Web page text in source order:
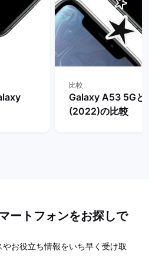
比較
Galaxy A53 5Gと
(2022)の比較
ートフォンをお探しで
お役立ち情報をいち早く受け取